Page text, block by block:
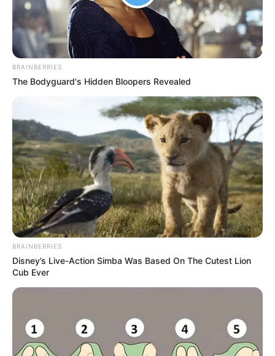
BRAINBERRIES
The Bodyguard's Hidden Bloopers Revealed
BRAINBERRIES
Disney’s Live-Action Simba Was Based On The Cutest Lion
Cub Ever